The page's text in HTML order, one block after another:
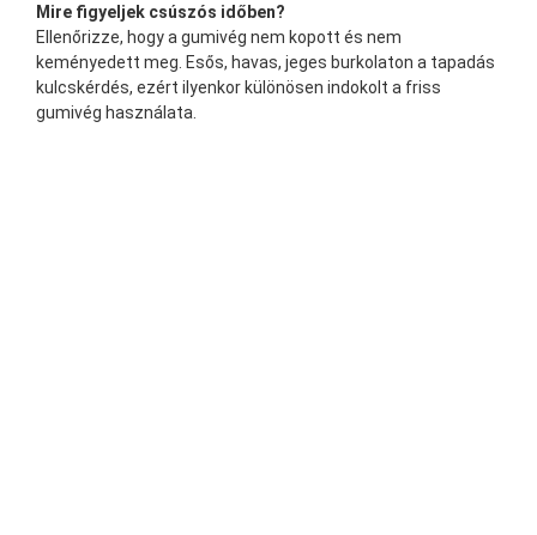
Mire figyeljek csúszós időben?
Ellenőrizze, hogy a gumivég nem kopott és nem
keményedett meg. Esős, havas, jeges burkolaton a tapadás
kulcskérdés, ezért ilyenkor különösen indokolt a friss
gumivég használata.